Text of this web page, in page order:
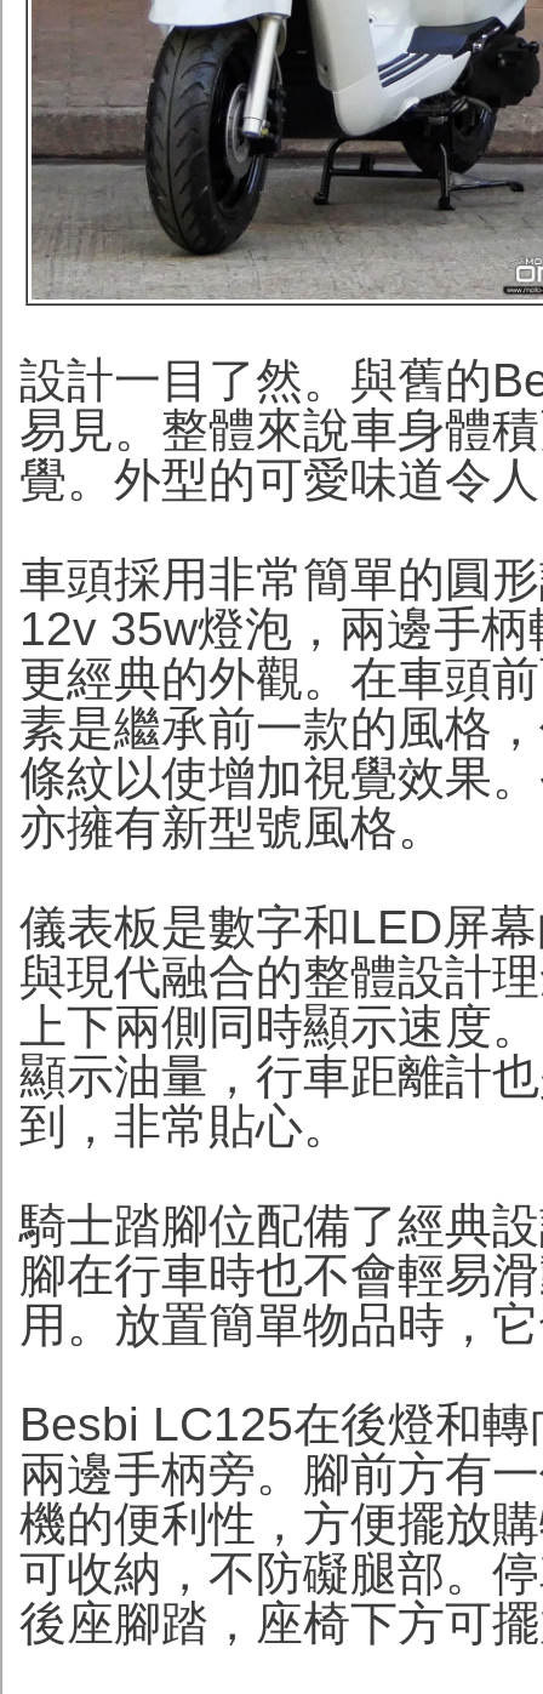
設計一目了然。與舊的
易見。整體來說車身體
覺。外型的可愛味道令
車頭採用非常簡單的圓
12v 35w燈泡，兩邊手
更經典的外觀。在車頭
素是繼承前一款的風格
條紋以使增加視覺效果
亦擁有新型號風格。
儀表板是數字和LED屏
與現代融合的整體設計
上下兩側同時顯示速度
顯示油量，行車距離計
到，非常貼心。
騎士踏腳位配備了經典
腳在行車時也不會輕易
用。放置簡單物品時，
Besbi LC125在後燈和
兩邊手柄旁。腳前方有
機的便利性，方便擺放
可收納，不防礙腿部。
後座腳踏，座椅下方可